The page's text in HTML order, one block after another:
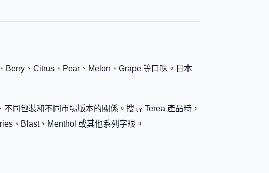
Berry、Citrus、Pear、Melon、Grape 等口味。日本
同包裝和不同市場版本的關係。搜尋 Terea 產品時，
、Blast、Menthol 或其他系列字眼。